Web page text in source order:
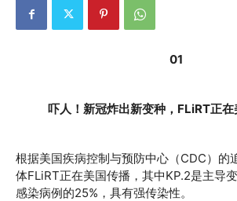
01
吓人！新冠炸出新变种，FLiRT正
根据美国疾病控制与预防中心（CDC）的
体FLiRT正在美国传播，其中KP.2是主导
感染病例的25%，具有强传染性。